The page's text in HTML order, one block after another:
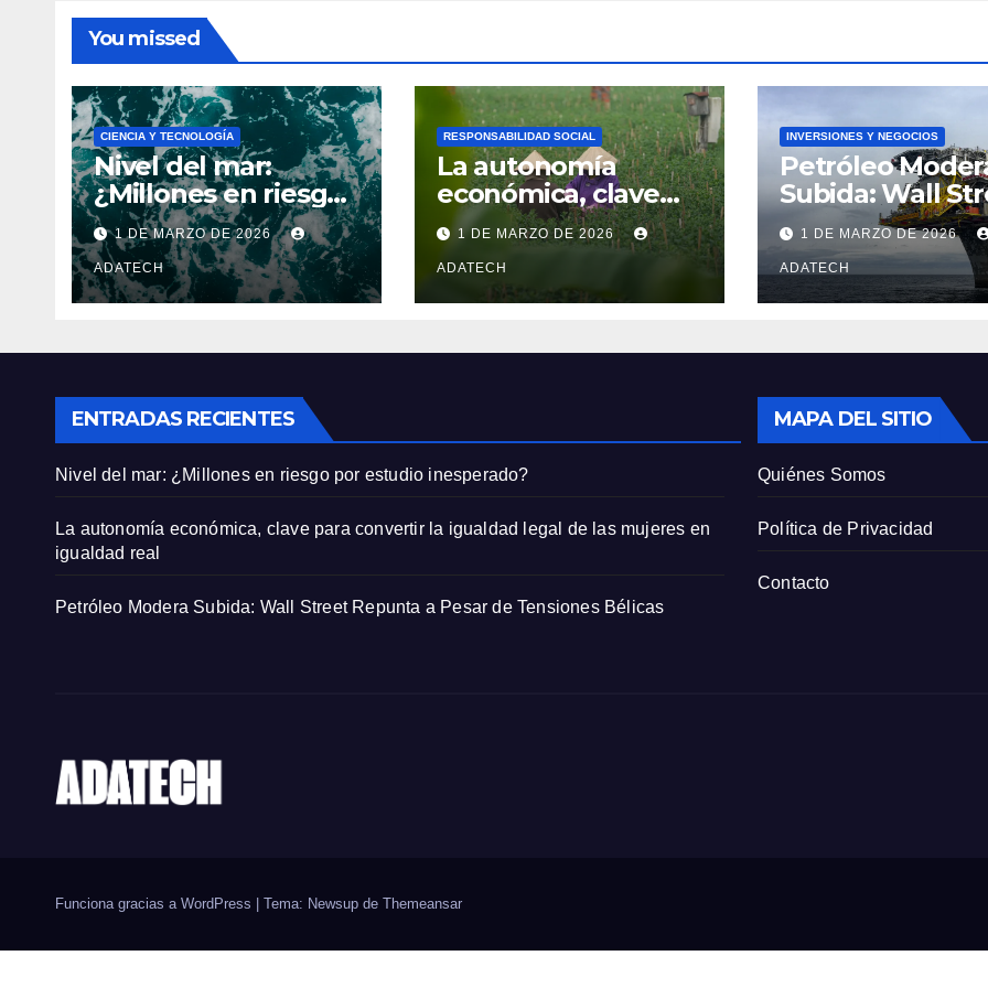
You missed
CIENCIA Y TECNOLOGÍA
Nivel del mar:
¿Millones en riesgo
por estudio
inesperado?
1 DE MARZO DE 2026
ADATECH
RESPONSABILIDAD SOCIAL
La autonomía
económica, clave
para convertir la
igualdad legal de
las mujeres en
igualdad real
1 DE MARZO DE 2026
ADATECH
INVERSIONES Y NEGOCIOS
Petróleo
Subida: Wall
Repunta a
Tensiones
1 DE MARZO DE 2026
ADATECH
ENTRADAS RECIENTES
Nivel del mar: ¿Millones en riesgo por estudio inesperado?
La autonomía económica, clave para convertir la igualdad legal de las mujeres en
igualdad real
Petróleo Modera Subida: Wall Street Repunta a Pesar de Tensiones Bélicas
MAPA DEL SITIO
Quiénes Somos
Política de Privacidad
Contacto
Funciona gracias a WordPress Tema: Newsup de Themeansar